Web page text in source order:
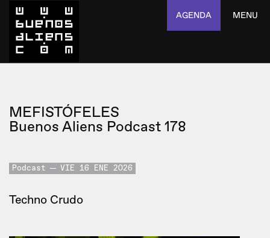
AGENDA MENU
MEFISTÓFELES
Buenos Aliens Podcast 178
Podcast VIE 16 ENE 2026
Techno Crudo